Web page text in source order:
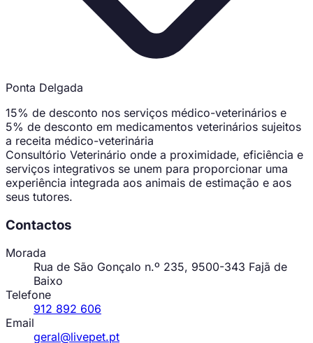
Ponta Delgada
15% de desconto nos serviços médico-veterinários e
5% de desconto em medicamentos veterinários sujeitos
a receita médico-veterinária
Consultório Veterinário onde a proximidade, eficiência e
serviços integrativos se unem para proporcionar uma
experiência integrada aos animais de estimação e aos
seus tutores.
Contactos
Morada
Rua de São Gonçalo n.º 235, 9500-343 Fajã de
Baixo
Telefone
912 892 606
Email
geral@livepet.pt